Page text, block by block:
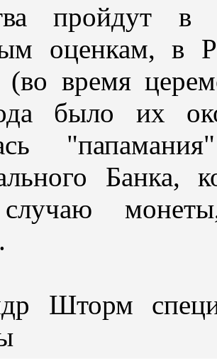
пройдут в
оценкам, в
(во время
было их
Банка,
монеты,
Шторм